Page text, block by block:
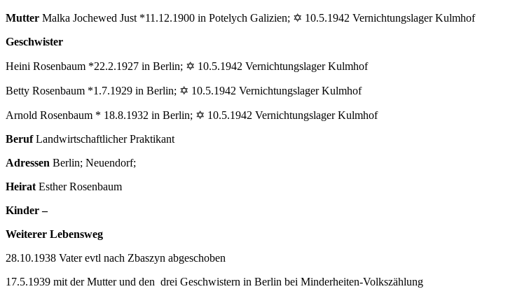
Mutter Malka Jochewed Just *11.12.1900 in Potelych Galizien; ✡ 10.5.1942 Vernichtungslager Kulmhof
Geschwister
Heini Rosenbaum *22.2.1927 in Berlin; ✡ 10.5.1942 Vernichtungslager Kulmhof
Betty Rosenbaum *1.7.1929 in Berlin; ✡ 10.5.1942 Vernichtungslager Kulmhof
Arnold Rosenbaum * 18.8.1932 in Berlin; ✡ 10.5.1942 Vernichtungslager Kulmhof
BerufLandwirtschaftlicher Praktikant
Adressen Berlin; Neuendorf;
Heirat Esther Rosenbaum
Kinder –
Weiterer Lebensweg
28.10.1938 Vater evtl nach Zbaszyn abgeschoben
17.5.1939 mit der Mutter und den drei Geschwistern in Berlin bei Minderheiten-Volkszählung